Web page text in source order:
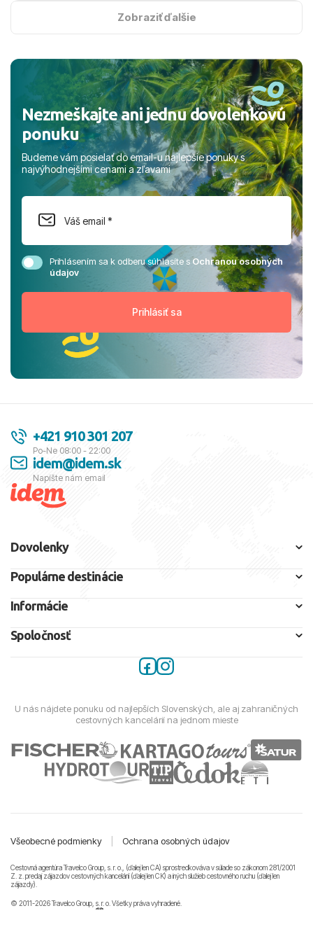
s hviezdičkou. ​Už teraz sa tešíme, kam s nami vyrazíte
Zobraziť ďalšie
Nezmeškajte ani jednu dovolenkovú
ponuku
Budeme vám posielať do email-u najlepšie ponuky s
najvýhodnejšími cenami a zľavami
Prihlásením sa k odberu súhlasíte sOchranou osobných
údajov
+421 910 301 207
Po-Ne 08:00 - 22:00
idem@idem.sk
Napíšte nám email
Dovolenky
Populárne destinácie
Informácie
Spoločnosť
U nás nájdete ponuku od najlepších Slovenských, ale aj zahraničných
cestovných kancelárií na jednom mieste
Všeobecné podmienky Ochrana osobných údajov
Cestovná agentúra Travelco Group, s. r. o., (ďalej len CA) sprostredkováva v súlade so zákonom 281/2001
Z. z. predaj zájazdov cestovných kancelárii (ďalej len CK) a iných služieb cestovného ruchu (ďalej len
zájazdy).
© 2011-2026 Travelco Group, s. r. o. Všetky práva vyhradené.